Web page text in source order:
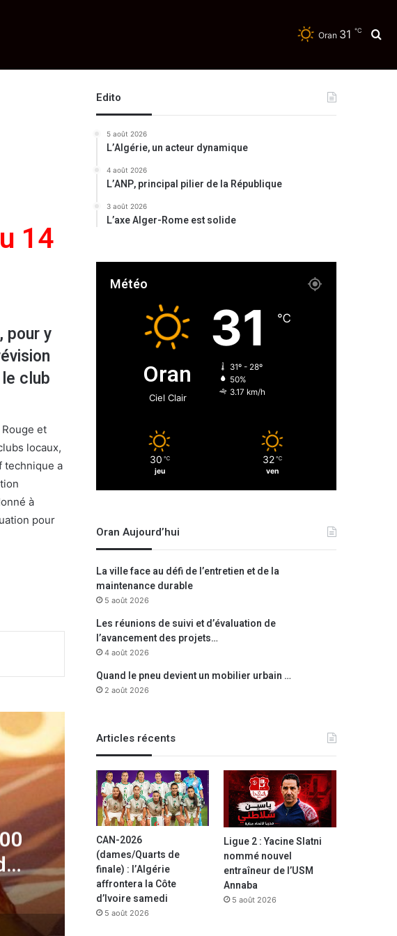
Oran 31 ℃
14
pour y
club
et
locaux,
technique a
à
pour
Sport
10 août 2025
USM Alger : le milieu de
Naâmani
Edito
5 août 2026
L’Algérie, un acteur dynamique
4 août 2026
L’ANP, principal pilier de la République
3 août 2026
L’axe Alger-Rome est solide
Météo
Oran
Ciel Clair
31 ℃
31º - 28º
50%
3.17 km/h
30 ℃
jeu
32 ℃
ven
Oran Aujourd’hui
La ville face au défi de l’entretien et de la
maintenance durable
5 août 2026
Les réunions de suivi et d’évaluation de
l’avancement des projets…
4 août 2026
Quand le pneu devient un mobilier urbain …
2 août 2026
Articles récents
CAN-2026
(dames/Quarts de
finale) : l’Algérie
affrontera la Côte
d’Ivoire samedi
5 août 2026
Ligue 2 : Yacine Slatni
nommé nouvel
entraîneur de l’USM
Annaba
5 août 2026